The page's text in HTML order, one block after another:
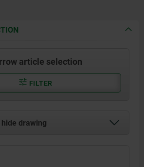
article selection
FILTER
drawing